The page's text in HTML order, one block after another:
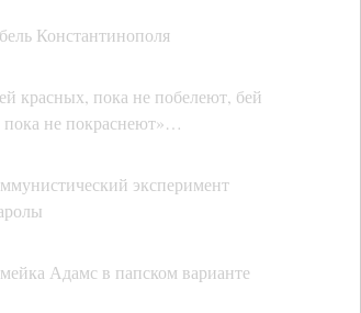
Константинополя
красных, пока не побелеют, бей
пока не покраснеют»…
эксперимент
Адамс в папском варианте